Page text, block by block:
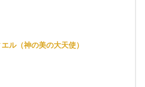
ル（神の美の大天使）